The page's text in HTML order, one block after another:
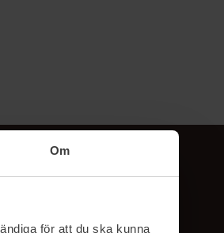
Om
för att du ska kunna
SEURAA MEITÄ